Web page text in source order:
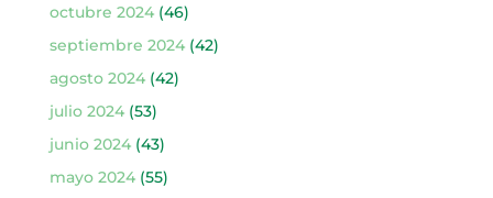
octubre 2024(46)
septiembre 2024(42)
agosto 2024(42)
julio 2024(53)
junio 2024(43)
mayo 2024(55)